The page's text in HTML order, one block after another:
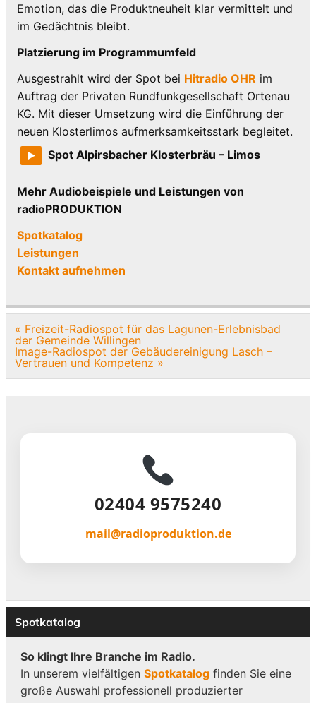
Emotion, das die Produktneuheit klar vermittelt und
im Gedächtnis bleibt.
Platzierung im Programmumfeld
Ausgestrahlt wird der Spot bei Hitradio OHR im
Auftrag der Privaten Rundfunkgesellschaft Ortenau
KG. Mit dieser Umsetzung wird die Einführung der
neuen Klosterlimos aufmerksamkeitsstark begleitet.
Spot Alpirsbacher Klosterbräu – Limos
Mehr Audiobeispiele und Leistungen von
radioPRODUKTION
Spotkatalog
Leistungen
Kontakt aufnehmen
Beitragsnavigation
« Freizeit-Radiospot für das Lagunen-Erlebnisbad
der Gemeinde Willingen
Image-Radiospot der Gebäudereinigung Lasch –
Vertrauen und Kompetenz »
02404 9575240
mail@radioproduktion.de
Spotkatalog
So klingt Ihre Branche im Radio.
In unserem vielfältigen Spotkatalogfinden Sie eine
große Auswahl professionell produzierter